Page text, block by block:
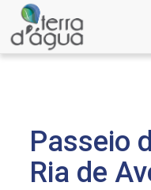
Passeio
Ria de